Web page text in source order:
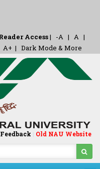
Access| -A | A |
A+ | Dark Mode & More
Feedback | Old NAU Website